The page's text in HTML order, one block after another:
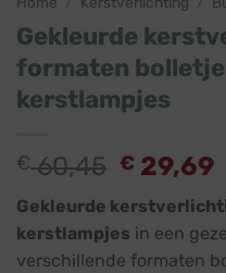
Gekleurde
formaten
kerstlampjes
€60,45 € 29,69
Gekleurde
kerstlampjes in een
verschillende formaten